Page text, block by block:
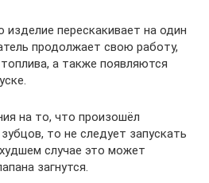
перескакивает на один
продолжает свою работу,
а также появляются
на то, что произошёл
то не следует запускать
случае это может
загнутся.